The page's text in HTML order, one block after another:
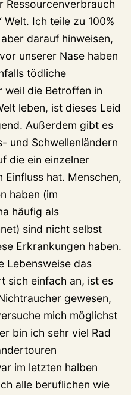
Ressourcenverbrauch
Ich teile zu 100%
darauf hinweisen,
unserer Nase haben
tödliche
weil die Betroffen in
leben, ist dieses Leid
Außerdem gibt es
und Schwellenländern
die ein einzelner
Einfluss hat. Menschen,
haben (im
häufig als
sind nicht selbst
Erkrankungen haben.
Lebensweise das
sich einfach an, ist es
gewesen,
mich möglichst
bin ich sehr viel Rad
im letzten halben
alle beruflichen wie